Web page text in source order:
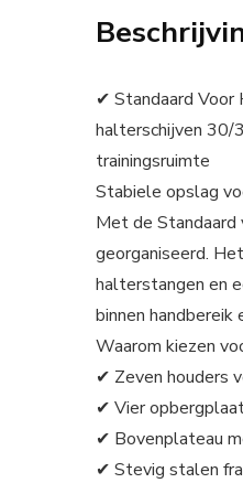
✔ Standaard
halterschijven 30/
trainingsruimte
Stabiele opslag
Met de
georganiseerd.
halterstangen en
binnen
Waarom kiezen
✔ Zeven houders
✔ Vier
✔ Bovenplateau
✔ Stevig stalen